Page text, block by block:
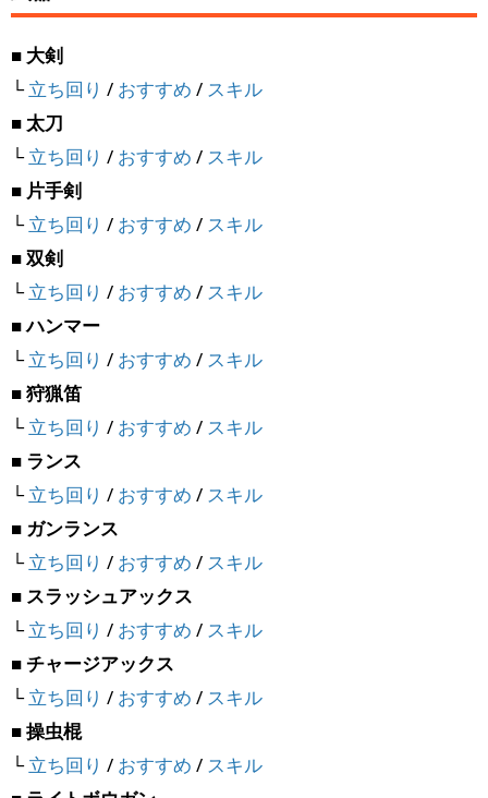
■ 大剣
└立ち回り / おすすめ / スキル
■ 太刀
└立ち回り / おすすめ / スキル
■ 片手剣
└立ち回り / おすすめ / スキル
■ 双剣
└立ち回り / おすすめ / スキル
■ ハンマー
└立ち回り / おすすめ / スキル
■ 狩猟笛
└立ち回り / おすすめ / スキル
■ ランス
└立ち回り / おすすめ / スキル
■ ガンランス
└立ち回り / おすすめ / スキル
■ スラッシュアックス
└立ち回り / おすすめ / スキル
■ チャージアックス
└立ち回り / おすすめ / スキル
■ 操虫棍
└立ち回り / おすすめ / スキル